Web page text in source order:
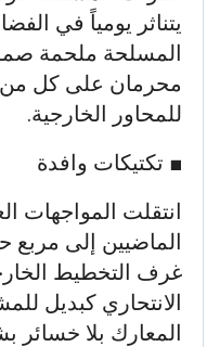
يتناثر يومياً في
المسلحة ملحمة
محرمان على كل من
للمحاور الخارجية.
​■ تكتيكات وافدة
انتقلت المواجهات
الماضيين إلى مربع
غرف التخطيط
الانتحاري كبديل
المعارك بلا خسائر